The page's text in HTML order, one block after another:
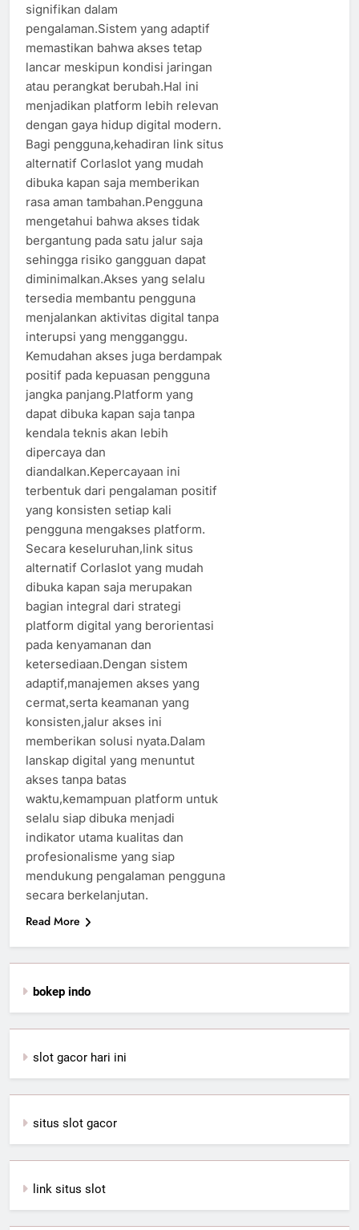
signifikan dalam
pengalaman.Sistem yang adaptif
memastikan bahwa akses tetap
lancar meskipun kondisi jaringan
atau perangkat berubah.Hal ini
menjadikan platform lebih relevan
dengan gaya hidup digital modern.
Bagi pengguna,kehadiran link situs
alternatif Corlaslot yang mudah
dibuka kapan saja memberikan
rasa aman tambahan.Pengguna
mengetahui bahwa akses tidak
bergantung pada satu jalur saja
sehingga risiko gangguan dapat
diminimalkan.Akses yang selalu
tersedia membantu pengguna
menjalankan aktivitas digital tanpa
interupsi yang mengganggu.
Kemudahan akses juga berdampak
positif pada kepuasan pengguna
jangka panjang.Platform yang
dapat dibuka kapan saja tanpa
kendala teknis akan lebih
dipercaya dan
diandalkan.Kepercayaan ini
terbentuk dari pengalaman positif
yang konsisten setiap kali
pengguna mengakses platform.
Secara keseluruhan,link situs
alternatif Corlaslot yang mudah
dibuka kapan saja merupakan
bagian integral dari strategi
platform digital yang berorientasi
pada kenyamanan dan
ketersediaan.Dengan sistem
adaptif,manajemen akses yang
cermat,serta keamanan yang
konsisten,jalur akses ini
memberikan solusi nyata.Dalam
lanskap digital yang menuntut
akses tanpa batas
waktu,kemampuan platform untuk
selalu siap dibuka menjadi
indikator utama kualitas dan
profesionalisme yang siap
mendukung pengalaman pengguna
secara berkelanjutan.
Read More
bokep indo
slot gacor hari ini
situs slot gacor
link situs slot